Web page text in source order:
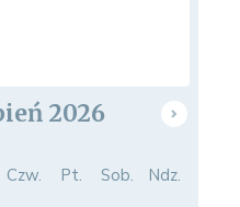
2026
Czw. Pt. Sob. Ndz.